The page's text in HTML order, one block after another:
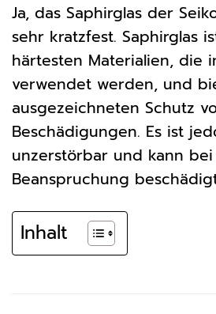
Ja, das Saphirglas der
sehr kratzfest. Saphirglas
härtesten Materialien, die
verwendet werden, und
ausgezeichneten Schutz
Beschädigungen. Es ist
unzerstörbar und kann
Beanspruchung
Inhalt